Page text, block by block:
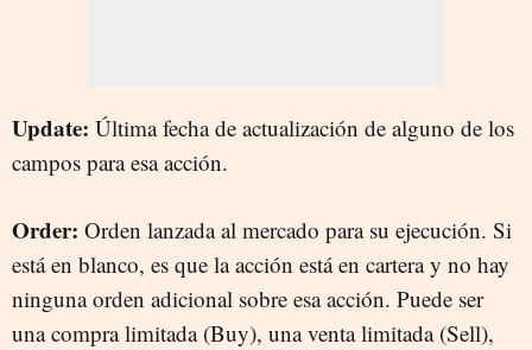
Update: Última fecha de actualización de alguno de los
campos para esa acción.
Order: Orden lanzada al mercado para su ejecución. Si
está en blanco, es que la acción está en cartera y no hay
ninguna orden adicional sobre esa acción. Puede ser
una compra limitada (Buy), una venta limitada (Sell),